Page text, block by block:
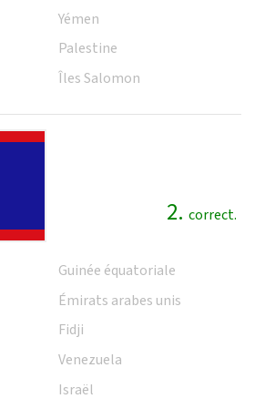
Yémen
Palestine
Îles Salomon
2. correct.
Guinée équatoriale
Émirats arabes unis
Fidji
Venezuela
Israël